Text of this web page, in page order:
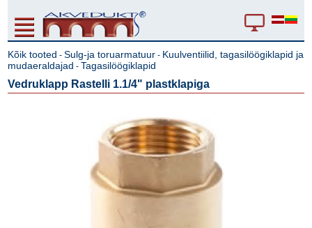
Kõik tooted -Sulg-ja toruarmatuur - Kuulventiilid, tagasilöögiklapid ja
mudaeraldajad - Tagasilöögiklapid
Vedruklapp Rastelli 1.1/4" plastklapiga